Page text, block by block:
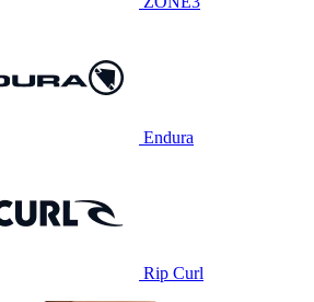
Endura
Rip Curl